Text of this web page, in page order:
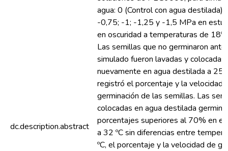
dc.description.abstract
agua: 0 (Control con agua
-0,75; -1; -1,25 y -1,5 MPa en
en oscuridad a temperaturas de 18º,
Las semillas que no germinaron
simulado fueron lavadas y colocadas
nuevamente en agua destilada a 25
registró el porcentaje y la velocidad
germinación de las semillas. Las
colocadas en agua destilada
porcentajes superiores al 70% en el
a 32 ºC sin diferencias entre
ºC, el porcentaje y la velocidad de